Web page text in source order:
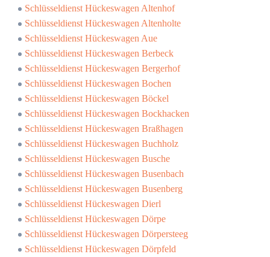
Schlüsseldienst Hückeswagen Altenhof
Schlüsseldienst Hückeswagen Altenholte
Schlüsseldienst Hückeswagen Aue
Schlüsseldienst Hückeswagen Berbeck
Schlüsseldienst Hückeswagen Bergerhof
Schlüsseldienst Hückeswagen Bochen
Schlüsseldienst Hückeswagen Böckel
Schlüsseldienst Hückeswagen Bockhacken
Schlüsseldienst Hückeswagen Braßhagen
Schlüsseldienst Hückeswagen Buchholz
Schlüsseldienst Hückeswagen Busche
Schlüsseldienst Hückeswagen Busenbach
Schlüsseldienst Hückeswagen Busenberg
Schlüsseldienst Hückeswagen Dierl
Schlüsseldienst Hückeswagen Dörpe
Schlüsseldienst Hückeswagen Dörpersteeg
Schlüsseldienst Hückeswagen Dörpfeld